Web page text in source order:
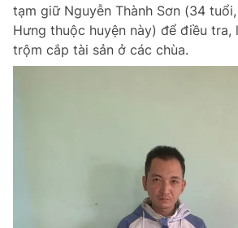
tạm giữ Nguyễn Thành Sơn (34
Hưng thuộc huyện này) để điều tra,
trộm cắp tài sản ở các chùa.